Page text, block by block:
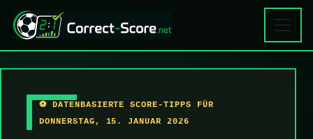
⚽ DATENBASIERTE SCORE-TIPPS FÜR
DONNERSTAG, 15. JANUAR 2026